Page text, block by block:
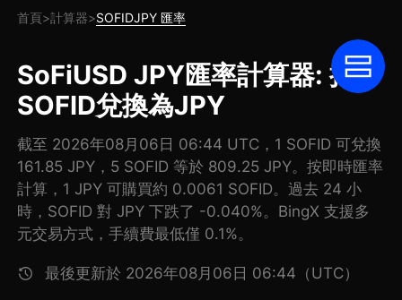
首頁>計算器>SOFIDJPY 匯率
SoFiUSD JPY匯率計算器: 把
SOFID兌換為JPY
截至 2026年08月06日 06:44 UTC，1 SOFID 可兌換
161.85 JPY，5 SOFID 等於 809.25 JPY。按即時匯率
計算，1 JPY 可購買約 0.0061 SOFID。過去 24 小
時，SOFID 對 JPY 下跌了 -0.040%。BingX 支援多
元交易方式，手續費最低僅 0.1%。
最後更新於 2026年08月06日 06:44（UTC）